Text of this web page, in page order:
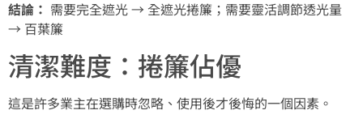
結論： 需要完全遮光 → 全遮光捲簾；需要靈活調節透光量
→ 百葉簾
清潔難度：捲簾佔優
這是許多業主在選購時忽略、使用後才後悔的一個因素。